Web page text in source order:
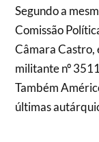
Segundo a
Comissão
Câmara Castro,
militante nº
Também
últimas